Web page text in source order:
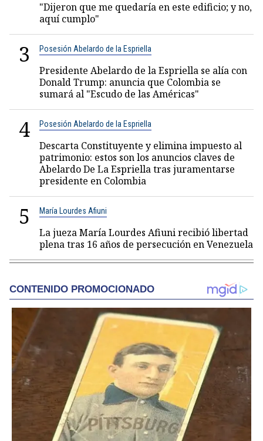
"Dijeron que me quedaría en este edificio; y no,
aquí cumplo"
3 Posesión Abelardo de la Espriella
Presidente Abelardo de la Espriella se alía con
Donald Trump: anuncia que Colombia se
sumará al "Escudo de las Américas"
4 Posesión Abelardo de la Espriella
Descarta Constituyente y elimina impuesto al
patrimonio: estos son los anuncios claves de
Abelardo De La Espriella tras juramentarse
presidente en Colombia
5 María Lourdes Afiuni
La jueza María Lourdes Afiuni recibió libertad
plena tras 16 años de persecución en Venezuela